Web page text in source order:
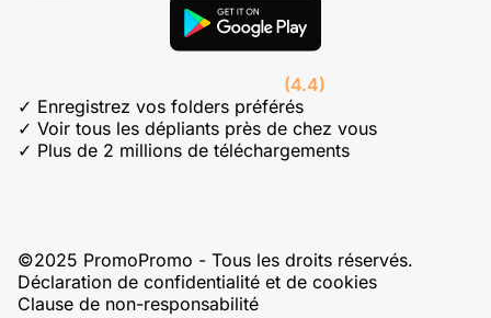
(4.4)
✓ Enregistrez vos folders préférés
✓ Voir tous les dépliants près de chez vous
✓ Plus de 2 millions de téléchargements
©2025 PromoPromo - Tous les droits réservés.
Déclaration de confidentialité et de cookies
Clause de non-responsabilité